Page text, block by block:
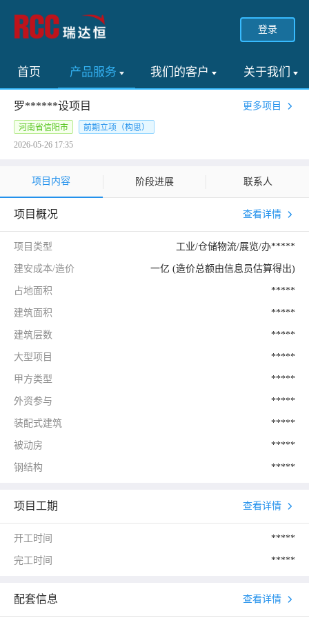
登录
首页 产品服务 我们的客户 关于我们
罗******设项目 更多项目
河南省信阳市
前期立项（构思）
2026-05-26 17:35
项目内容 阶段进展 联系人
项目概况 查看详情
项目类型 工业/仓储物流/展览/办*****
建安成本/造价 一亿 (造价总额由信息员估算得出)
占地面积 *****
建筑面积 *****
建筑层数 *****
大型项目 *****
甲方类型 *****
外资参与 *****
装配式建筑 *****
被动房 *****
钢结构 *****
项目工期 查看详情
开工时间 *****
完工时间 *****
配套信息 查看详情